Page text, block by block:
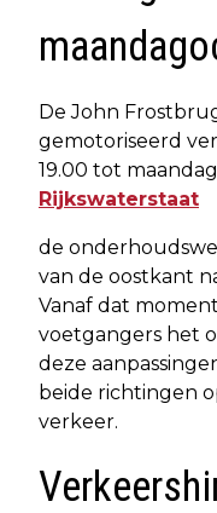
De John
gemotoriseerd
19.00 tot
Rijkswaterstaat
de
van de oostkant
Vanaf dat
voetgangers het
deze
beide richtingen
verkeer.